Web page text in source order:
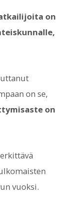
on
on se,
on
vuoksi.